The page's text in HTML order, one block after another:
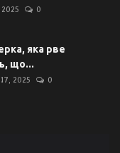
0
яка рве
що...
17, 2025 0